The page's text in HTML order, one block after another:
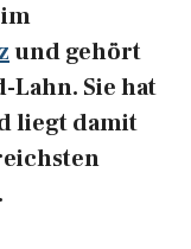
im
und gehört
Lahn. Sie hat
liegt damit